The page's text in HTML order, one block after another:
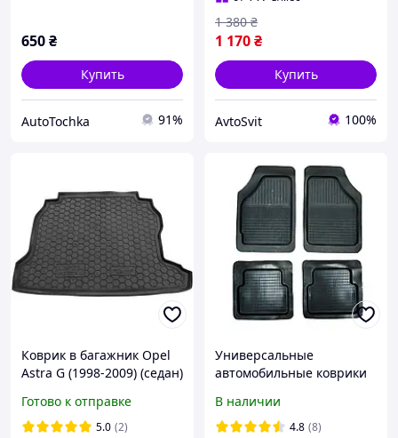
650₴
Купить
AutoTochka 91%
1 170₴
1 380 ₴
Купить
AvtoSvit 100%
Коврик в багажник Opel
Astra G (1998-2009) (седан)
Готово к отправке
5.0 (2)
Универсальные
автомобильные коврики
В наличии
4.8 (8)